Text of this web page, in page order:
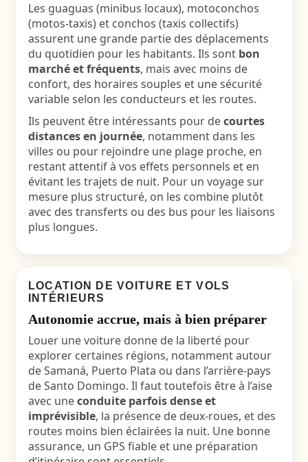
Les guaguas (minibus locaux), motoconchos
(motos-taxis) et conchos (taxis collectifs)
assurent une grande partie des déplacements
du quotidien pour les habitants. Ils sont bon
marché et fréquents, mais avec moins de
confort, des horaires souples et une sécurité
variable selon les conducteurs et les routes.
Ils peuvent être intéressants pour decourtes
distances en journée, notamment dans les
villes ou pour rejoindre une plage proche, en
restant attentif à vos effets personnels et en
évitant les trajets de nuit. Pour un voyage sur
mesure plus structuré, on les combine plutôt
avec des transferts ou des bus pour les liaisons
plus longues.
LOCATION DE VOITURE ET VOLS
INTÉRIEURS
Autonomie accrue, mais à bien préparer
Louer une voiture donne de la liberté pour
explorer certaines régions, notamment autour
de Samaná, Puerto Plata ou dans l’arrière-pays
de Santo Domingo. Il faut toutefois être à l’aise
avec uneconduite parfois dense et
imprévisible, la présence de deux-roues, et des
routes moins bien éclairées la nuit. Une bonne
assurance, un GPS fiable et une préparation